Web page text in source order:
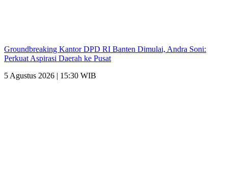
Groundbreaking Kantor DPD RI Banten Dimulai, Andra Soni:
Perkuat Aspirasi Daerah ke Pusat
5 Agustus 2026 | 15:30 WIB